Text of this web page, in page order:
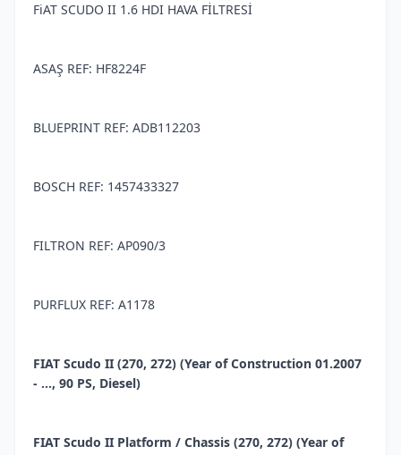
FiAT SCUDO II 1.6 HDI HAVA FİLTRESİ
ASAŞ REF: HF8224F
BLUEPRINT REF: ADB112203
BOSCH REF: 1457433327
FILTRON REF: AP090/3
PURFLUX REF: A1178
FIAT Scudo II (270, 272) (Year of Construction 01.2007
- ..., 90 PS, Diesel)
FIAT Scudo II Platform / Chassis (270, 272) (Year of